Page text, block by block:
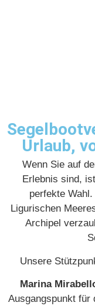
Urlaub,
Wenn Sie auf
Erlebnis sind,
perfekte
Ligurischen
Archipel
Unsere
Marina
Ausgangspunkt für